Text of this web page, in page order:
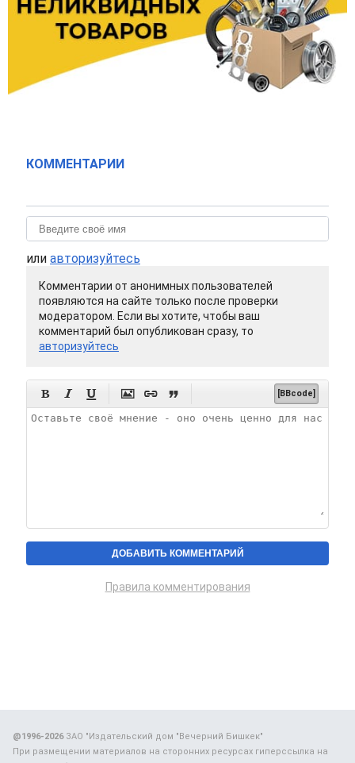
КОММЕНТАРИИ
или авторизуйтесь
Комментарии от анонимных пользователей
появляются на сайте только после проверки
модератором. Если вы хотите, чтобы ваш
комментарий был опубликован сразу, то
авторизуйтесь
      [BBcode]
Правила комментирования
@1996-2026ЗАО "Издательский дом "Вечерний Бишкек"
При размещении материалов на сторонних ресурсах гиперссылка на